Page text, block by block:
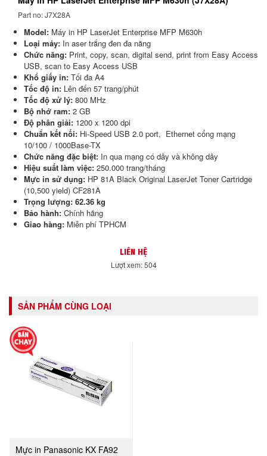
Part no: J7X28A
Model: Máy in HP LaserJet Enterprise MFP M630h
Loại máy: In aser trắng đen đa năng
Chức năng: Print, copy, scan, digital send, print from Easy Access
USB, scan to Easy Access USB
Khổ giấy in: Tối đa A4
Tốc độ in: Lên đến 57 trang/phút
Tốc độ xử lý: 800 MHz
Bộ nhớ ram: 2 GB
Độ phân giải: 1200 x 1200 dpi
Chuẩn kết nối: Hi-Speed ​​USB 2.0 port, Ethernet cổng mạng
10/100 / 1000Base-TX
Chức năng đặc biệt: In qua mạng có dây và không dây
Hiệu suất làm việc: 250.000 trang/tháng
Mực in sử dụng: HP 81A Black Original LaserJet Toner Cartridge
(10,500 yield) CF281A
Trọng lượng: 62.36 kg
Bảo hành: Chính hãng
Giao hàng: Miễn phí TPHCM
LIÊN HỆ
Lượt xem: 504
SẢN PHẨM CÙNG LOẠI
Mực in Panasonic KX FA92